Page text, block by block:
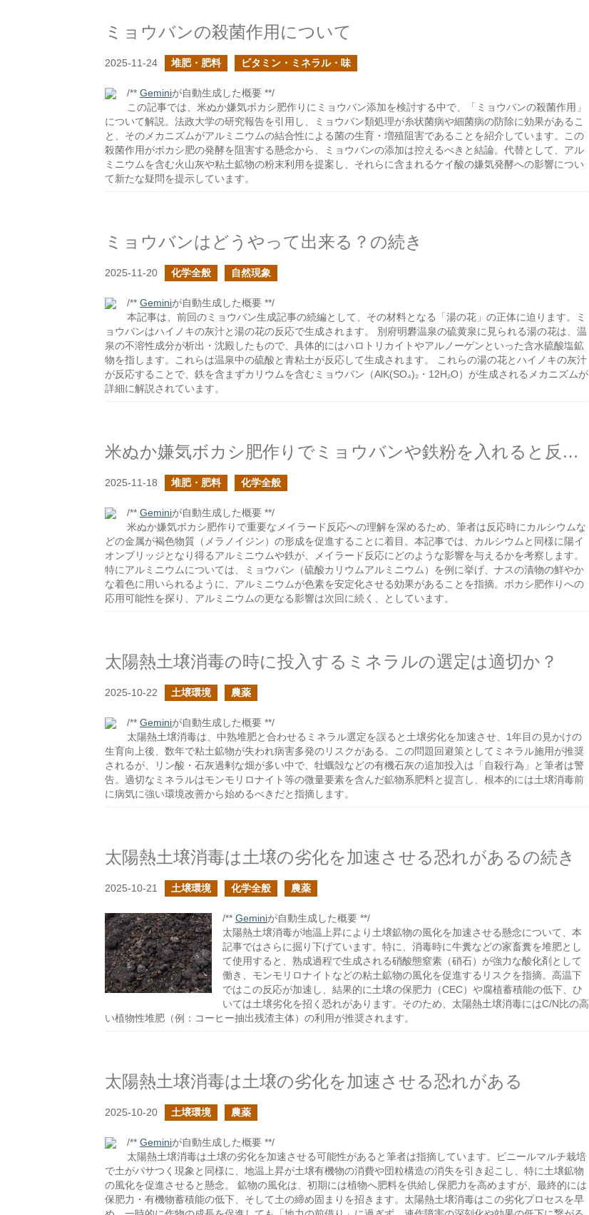
ミョウバンの殺菌作用について
2025-11-24 堆肥・肥料 ビタミン・ミネラル・味
/** Geminiが自動生成した概要 **/
この記事では、米ぬか嫌気ボカシ肥作りにミョウバン添加を検討する中で、「ミョウバンの殺菌作用」
について解説。法政大学の研究報告を引用し、ミョウバン類処理が糸状菌病や細菌病の防除に効果があるこ
と、そのメカニズムがアルミニウムの結合性による菌の生育・増殖阻害であることを紹介しています。この
殺菌作用がボカシ肥の発酵を阻害する懸念から、ミョウバンの添加は控えるべきと結論。代替として、アル
ミニウムを含む火山灰や粘土鉱物の粉末利用を提案し、それらに含まれるケイ酸の嫌気発酵への影響につい
て新たな疑問を提示しています。
ミョウバンはどうやって出来る？の続き
2025-11-20 化学全般 自然現象
/** Geminiが自動生成した概要 **/
本記事は、前回のミョウバン生成記事の続編として、その材料となる「湯の花」の正体に迫ります。ミ
ョウバンはハイノキの灰汁と湯の花の反応で生成されます。 別府明礬温泉の硫黄泉に見られる湯の花は、温
泉の不溶性成分が析出・沈殿したもので、具体的にはハロトリカイトやアルノーゲンといった含水硫酸塩鉱
物を指します。これらは温泉中の硫酸と青粘土が反応して生成されます。 これらの湯の花とハイノキの灰汁
が反応することで、鉄を含まずカリウムを含むミョウバン（AlK(SO₄)₂・12H₂O）が生成されるメカニズムが
詳細に解説されています。
米ぬか嫌気ボカシ肥作りでミョウバンや鉄粉を入れると反応は加速するか？
2025-11-18 堆肥・肥料 化学全般
/** Geminiが自動生成した概要 **/
米ぬか嫌気ボカシ肥作りで重要なメイラード反応への理解を深めるため、筆者は反応時にカルシウムな
どの金属が褐色物質（メラノイジン）の形成を促進することに着目。本記事では、カルシウムと同様に陽イ
オンブリッジとなり得るアルミニウムや鉄が、メイラード反応にどのような影響を与えるかを考察します。
特にアルミニウムについては、ミョウバン（硫酸カリウムアルミニウム）を例に挙げ、ナスの漬物の鮮やか
な着色に用いられるように、アルミニウムが色素を安定化させる効果があることを指摘。ボカシ肥作りへの
応用可能性を探り、アルミニウムの更なる影響は次回に続く、としています。
太陽熱土壌消毒の時に投入するミネラルの選定は適切か？
2025-10-22 土壌環境 農薬
/** Geminiが自動生成した概要 **/
太陽熱土壌消毒は、中熟堆肥と合わせるミネラル選定を誤ると土壌劣化を加速させ、1年目の見かけの
生育向上後、数年で粘土鉱物が失われ病害多発のリスクがある。この問題回避策としてミネラル施用が推奨
されるが、リン酸・石灰過剰な畑が多い中で、牡蠣殻などの有機石灰の追加投入は「自殺行為」と筆者は警
告。適切なミネラルはモンモリロナイト等の微量要素を含んだ鉱物系肥料と提言し、根本的には土壌消毒前
に病気に強い環境改善から始めるべきだと指摘します。
太陽熱土壌消毒は土壌の劣化を加速させる恐れがあるの続き
2025-10-21 土壌環境 化学全般 農薬
/** Geminiが自動生成した概要 **/
太陽熱土壌消毒が地温上昇により土壌鉱物の風化を加速させる懸念について、本
記事ではさらに掘り下げています。特に、消毒時に牛糞などの家畜糞を堆肥とし
て使用すると、熟成過程で生成される硝酸態窒素（硝石）が強力な酸化剤として
働き、モンモリロナイトなどの粘土鉱物の風化を促進するリスクを指摘。高温下
ではこの反応が加速し、結果的に土壌の保肥力（CEC）や腐植蓄積能の低下、ひ
いては土壌劣化を招く恐れがあります。そのため、太陽熱土壌消毒にはC/N比の高
い植物性堆肥（例：コーヒー抽出残渣主体）の利用が推奨されます。
太陽熱土壌消毒は土壌の劣化を加速させる恐れがある
2025-10-20 土壌環境 農薬
/** Geminiが自動生成した概要 **/
太陽熱土壌消毒は土壌の劣化を加速させる可能性があると筆者は指摘しています。ビニールマルチ栽培
で土がパサつく現象と同様に、地温上昇が土壌有機物の消費や団粒構造の消失を引き起こし、特に土壌鉱物
の風化を促進させると懸念。 鉱物の風化は、初期には植物へ肥料を供給し保肥力を高めますが、最終的には
保肥力・有機物蓄積能の低下、そして土の締め固まりを招きます。太陽熱土壌消毒はこの劣化プロセスを早